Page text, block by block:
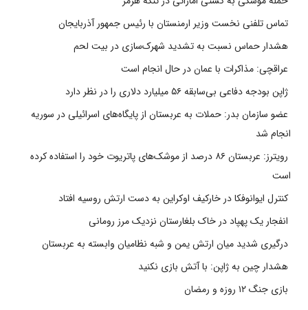
تماس تلفنی نخست وزیر ارمنستان با رئیس جمهور آذربایجان
هشدار حماس نسبت به تشدید شهرک‌سازی در بیت‌ لحم
عراقچی: مذاکرات با عمان در حال انجام است
ژاپن بودجه دفاعی بی‌سابقه ۵۶ میلیارد دلاری را در نظر دارد
عضو سازمان بدر: حملات به عربستان از پایگاه‌های اسرائیلی در سوریه
انجام شد
رویترز: عربستان ۸۶ درصد از موشک‌های پاتریوت خود را استفاده کرده
است
کنترل ایوانوفکا در خارکیف اوکراین به دست ارتش روسیه افتاد
انفجار یک پهپاد در خاک بلغارستان نزدیک مرز رومانی
درگیری شدید میان ارتش یمن و شبه نظامیان وابسته به عربستان
هشدار چین به ژاپن: با آتش بازی نکنید
بازی جنگ ۱۲ روزه و رمضان